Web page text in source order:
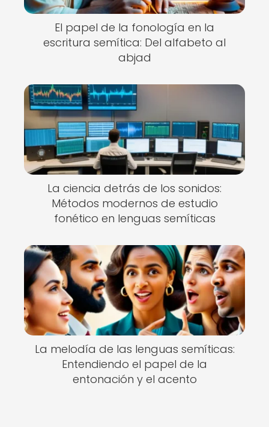
El papel de la fonología en la
escritura semítica: Del alfabeto al
abjad
La ciencia detrás de los sonidos:
Métodos modernos de estudio
fonético en lenguas semíticas
La melodía de las lenguas semíticas:
Entendiendo el papel de la
entonación y el acento